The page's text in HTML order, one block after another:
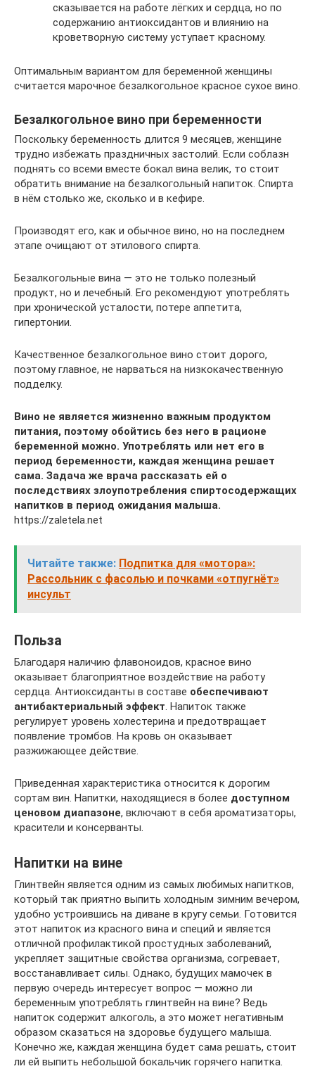
сказывается на работе лёгких и сердца, но по
содержанию антиоксидантов и влиянию на
кроветворную систему уступает красному.
Оптимальным вариантом для беременной женщины
считается марочное безалкогольное красное сухое вино.
Безалкогольное вино при беременности
Поскольку беременность длится 9 месяцев, женщине
трудно избежать праздничных застолий. Если соблазн
поднять со всеми вместе бокал вина велик, то стоит
обратить внимание на безалкогольный напиток. Спирта
в нём столько же, сколько и в кефире.
Производят его, как и обычное вино, но на последнем
этапе очищают от этилового спирта.
Безалкогольные вина — это не только полезный
продукт, но и лечебный. Его рекомендуют употреблять
при хронической усталости, потере аппетита,
гипертонии.
Качественное безалкогольное вино стоит дорого,
поэтому главное, не нарваться на низкокачественную
подделку.
Вино не является жизненно важным продуктом
питания, поэтому обойтись без него в рационе
беременной можно. Употреблять или нет его в
период беременности, каждая женщина решает
сама. Задача же врача рассказать ей о
последствиях злоупотребления спиртосодержащих
напитков в период ожидания малыша.
https://zaletela.net
Читайте также: Подпитка для «мотора»:
Рассольник с фасолью и почками «отпугнёт»
инсульт
Польза
Благодаря наличию флавоноидов, красное вино
оказывает благоприятное воздействие на работу
сердца. Антиоксиданты в составе обеспечивают
антибактериальный эффект . Напиток также
регулирует уровень холестерина и предотвращает
появление тромбов. На кровь он оказывает
разжижающее действие.
Приведенная характеристика относится к дорогим
сортам вин. Напитки, находящиеся в более доступном
ценовом диапазоне, включают в себя ароматизаторы,
красители и консерванты.
Напитки на вине
Глинтвейн является одним из самых любимых напитков,
который так приятно выпить холодным зимним вечером,
удобно устроившись на диване в кругу семьи. Готовится
этот напиток из красного вина и специй и является
отличной профилактикой простудных заболеваний,
укрепляет защитные свойства организма, согревает,
восстанавливает силы. Однако, будущих мамочек в
первую очередь интересует вопрос — можно ли
беременным употреблять глинтвейн на вине? Ведь
напиток содержит алкоголь, а это может негативным
образом сказаться на здоровье будущего малыша.
Конечно же, каждая женщина будет сама решать, стоит
ли ей выпить небольшой бокальчик горячего напитка.